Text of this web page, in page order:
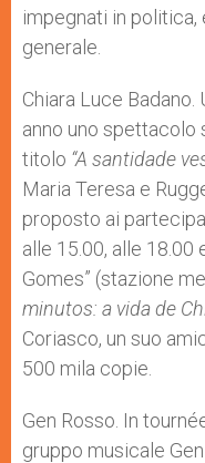
impegnati in
generale.
Chiara Luce Badano.
anno uno spettacolo
titolo “A santidade
Maria Teresa e
proposto ai
alle 15.00, alle 18.00
Gomes” (stazione
minutos: a vida de
Coriasco, un suo
500 mila copie.
Gen Rosso. In
gruppo musicale